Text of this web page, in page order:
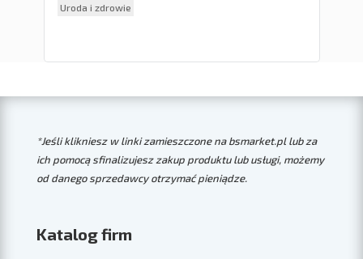
Uroda i zdrowie
*Jeśli klikniesz w linki zamieszczone na bsmarket.pl lub za
ich pomocą sfinalizujesz zakup produktu lub usługi, możemy
od danego sprzedawcy otrzymać pieniądze.
Katalog firm